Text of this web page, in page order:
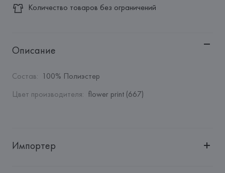
Количество товаров без ограничений
Описание
Состав: 100% Полиэстер
Цвет производителя: flower print (667)
Импортер